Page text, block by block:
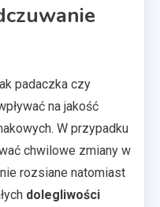
padaczka czy
na jakość
W przypadku
chwilowe zmiany w
rozsiane natomiast
dolegliwości